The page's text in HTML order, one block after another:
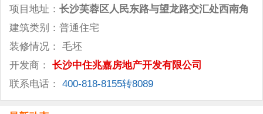
项目地址： 长沙芙蓉区人民东路与望龙路交汇处西南角
建筑类别：普通住宅
装修情况： 毛坯
开发商： 长沙中住兆嘉房地产开发有限公司
联系电话： 400-818-8155转8089